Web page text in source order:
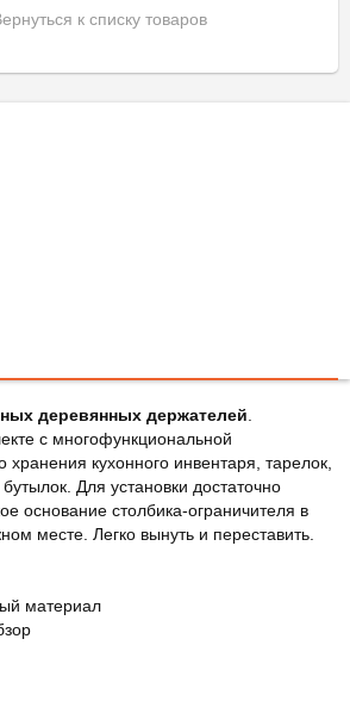
к списку товаров
деревянных держателей
с многофункциональной
кухонного инвентаря, тарелок,
Для установки достаточно
основание столбика-ограничителя в
месте. Легко вынуть и переставить.
материал